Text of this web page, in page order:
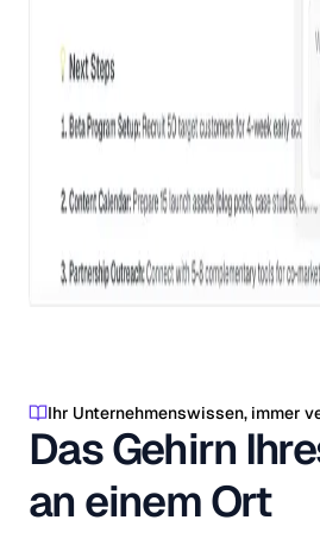
Ihr Unternehmenswissen, immer
Das Gehirn
an einem Ort